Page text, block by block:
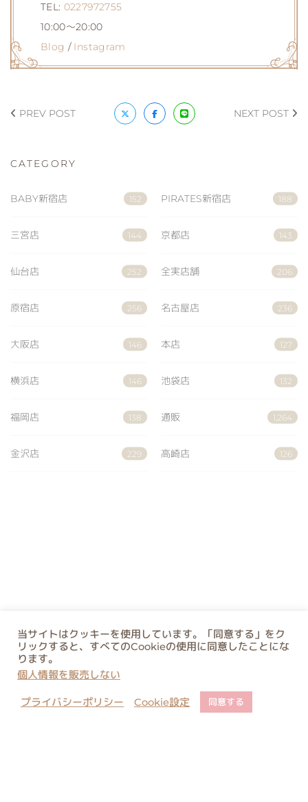
TEL: 0227972755
10:00～20:00
Blog / Instagram
PREV POST NEXT POST
CATEGORY
BABY新宿店 152 PIRATES新宿店 188
三宮店 144 京都店 143
仙台店 252 全実店舗 206
原宿店 256 名古屋店 236
大阪店 146 本店 127
横浜店 146 池袋店 132
福岡店 138 通販 1,264
金沢店 229 高崎店 126
当サイトはクッキーを使用しています。「同意する」をク
リックすると、すべてのCookieの使用に同意したことにな
ります。
個人情報を販売しない
プライバシーポリシー Cookie設定 同意する